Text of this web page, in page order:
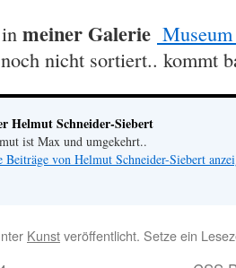
meiner Galerie
nicht sortiert.. kommt
Helmut Schneider-Siebert
ist Max und umgekehrt..
Beiträge von Helmut Schneider-Siebert
Kunstveröffentlicht. Setze ein